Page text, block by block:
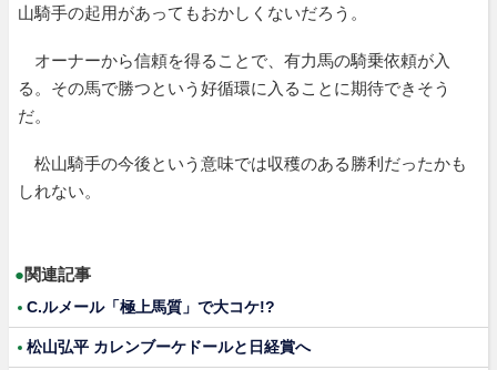
山騎手の起用があってもおかしくないだろう。
オーナーから信頼を得ることで、有力馬の騎乗依頼が入
る。その馬で勝つという好循環に入ることに期待できそう
だ。
松山騎手の今後という意味では収穫のある勝利だったかも
しれない。
●関連記事
C.ルメール「極上馬質」で大コケ!?
松山弘平 カレンブーケドールと日経賞へ